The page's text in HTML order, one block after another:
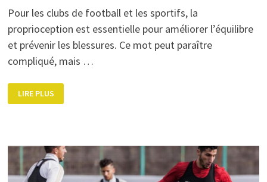
Pour les clubs de football et les sportifs, la
proprioception est essentielle pour améliorer l’équilibre
et prévenir les blessures. Ce mot peut paraître
compliqué, mais …
:
LES
VOTRE
ÉQUILIBRE
!
LIRE PLUS